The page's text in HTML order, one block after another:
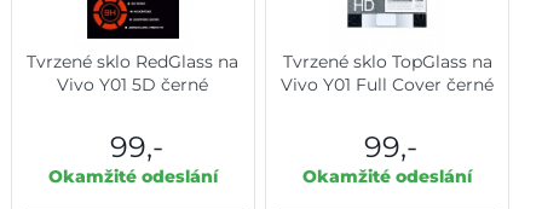
Tvrzené sklo RedGlass na
Vivo Y01 5D černé
99,-
Okamžité odeslání
Tvrzené sklo TopGlass na
Vivo Y01 Full Cover černé
99,-
Okamžité odeslání